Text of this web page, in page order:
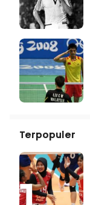
Terpopuler